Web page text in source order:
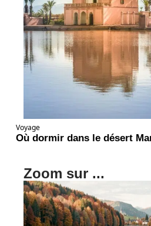
Voyage
Où dormir dans le désert
Zoom sur ...